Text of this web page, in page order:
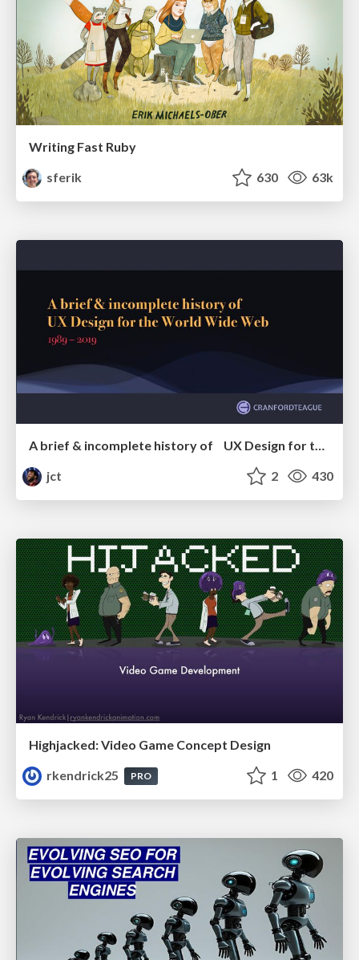
Writing Fast Ruby
sferik
630 63k
A brief & incomplete history of UX Design for the World Wide Web: 1989–2019
jct
2 430
Highjacked: Video Game Concept Design
rkendrick25
PRO 1 420